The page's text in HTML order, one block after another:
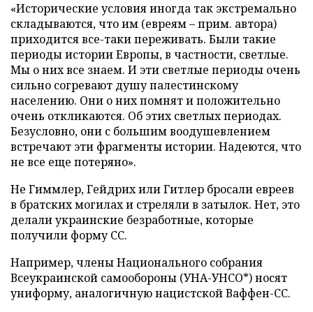
«Исторические условия иногда так экстремально
складываются, что им (евреям – прим. автора)
приходится все-таки переживать. Были такие
периоды истории Европы, в частности, светлые.
Мы о них все знаем. И эти светлые периоды очень
сильно согревают душу палестинскому
населению. Они о них помнят и положительно
очень откликаются. Об этих светлых периодах.
Безусловно, они с большим воодушевлением
встречают эти фрагменты истории. Надеются, что
не все еще потеряно».
Не Гиммлер, Гейдрих или Гитлер бросали евреев
в братских могилах и стреляли в затылок. Нет, это
делали украинские безработные, которые
получили форму СС.
Например, члены Национального собрания
Всеукраинской самообороны (УНА-УНСО*) носят
униформу, аналогичную нацистской Ваффен-СС.